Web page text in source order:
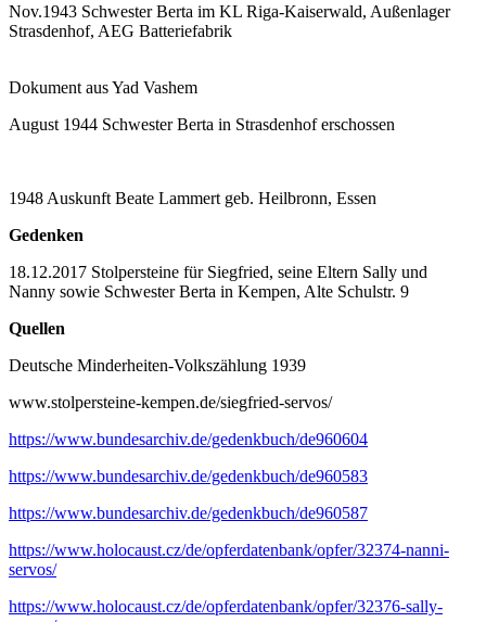
Nov.1943 Schwester Berta im KL Riga-Kaiserwald, Außenlager
Strasdenhof, AEG Batteriefabrik
Dokument aus Yad Vashem
August 1944 Schwester Berta in Strasdenhof erschossen
1948 Auskunft Beate Lammert geb. Heilbronn, Essen
Gedenken
18.12.2017 Stolpersteine für Siegfried, seine Eltern Sally und
Nanny sowie Schwester Berta in Kempen, Alte Schulstr. 9
Quellen
Deutsche Minderheiten-Volkszählung 1939
www.stolpersteine-kempen.de/siegfried-servos/
https://www.bundesarchiv.de/gedenkbuch/de960604
https://www.bundesarchiv.de/gedenkbuch/de960583
https://www.bundesarchiv.de/gedenkbuch/de960587
https://www.holocaust.cz/de/opferdatenbank/opfer/32374-nanni-
servos/
https://www.holocaust.cz/de/opferdatenbank/opfer/32376-sally-